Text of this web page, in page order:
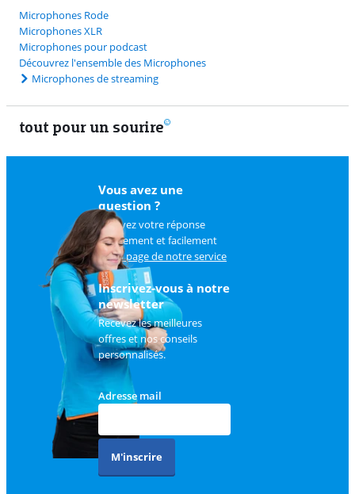
Microphones Rode
Microphones XLR
Microphones pour podcast
Découvrez l'ensemble des Microphones
Microphones de streaming
tout pour un sourire
Vous avez une
question ?
Trouvez votre réponse
rapidement et facilement
surla page de notre service
client.
Inscrivez-vous à notre
newsletter
Recevez les meilleures
offres et nos conseils
personnalisés.
Adresse mail
M'inscrire